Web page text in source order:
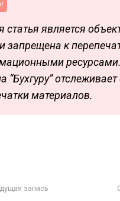
статья является
запрещена к
“Бухгуру”
материалов.
запись